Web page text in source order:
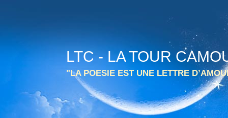
LTC - LA TOUR
"LA POESIE EST UNE LETTRE